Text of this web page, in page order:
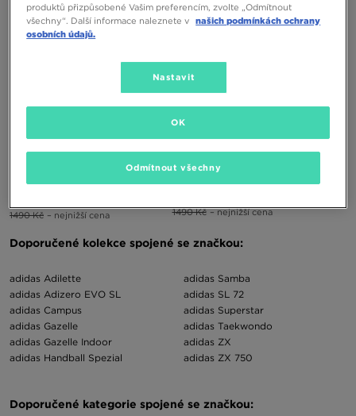
ADIDAS SUPERSTAR WINTER TREK
1490 Kč – nejnižší cena
ADIDAS SUPERSTAR WINTER TREK
J
1490 Kč – nejnižší cena
Doporučené kolekce spojené se značkou:
adidas Adilette
adidas Adizero EVO SL
adidas Campus
adidas Gazelle
adidas Gazelle Indoor
adidas Handball Spezial
adidas Samba
adidas SL 72
adidas Superstar
adidas Taekwondo
adidas ZX
adidas ZX 750
Doporučené kategorie spojené se značkou:
produktů přizpůsobené Vašim preferencím, zvolte „Odmítnout
všechny“. Další informace naleznete v našich podmínkách ochrany
osobních údajů.
Nastavit
Odmítnout všechny
OK